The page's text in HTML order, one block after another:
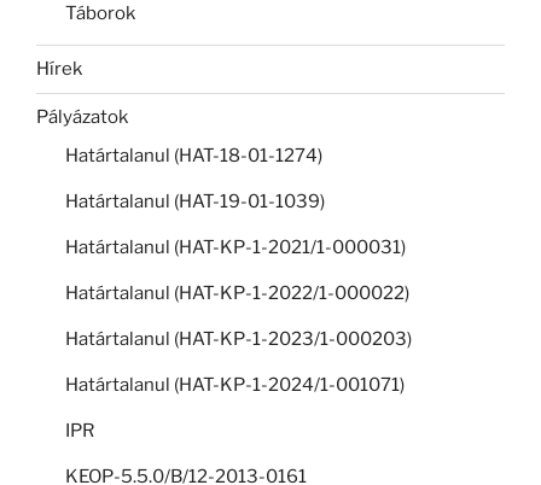
Táborok
Hírek
Pályázatok
Határtalanul (HAT-18-01-1274)
Határtalanul (HAT-19-01-1039)
Határtalanul (HAT-KP-1-2021/1-000031)
Határtalanul (HAT-KP-1-2022/1-000022)
Határtalanul (HAT-KP-1-2023/1-000203)
Határtalanul (HAT-KP-1-2024/1-001071)
IPR
KEOP-5.5.0/B/12-2013-0161